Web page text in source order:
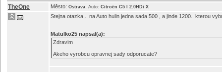
TheOne Město: Ostrava Auto: Citroën C5 I 2.0HDi X
Stejna otazka,.. na Auto hulin jedna sada 500 , a jinde 1200.. kterou
Matulko25 napsal(a):
Zdravim
Akeho vyrobcu opravnej sady odporucate?